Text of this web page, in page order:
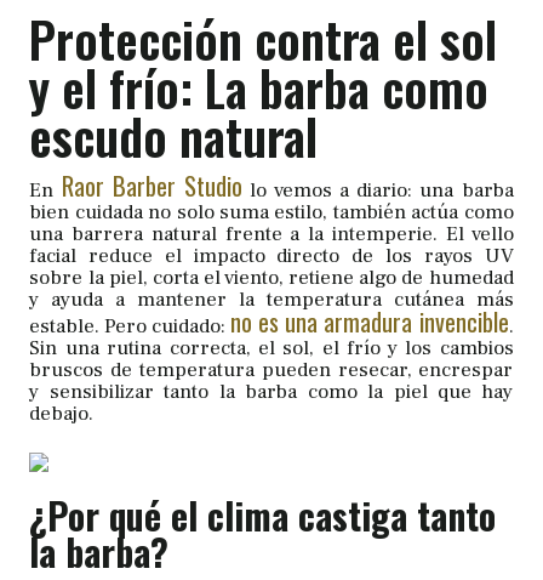
Protección contra el sol
y el frío: La barba como
escudo natural
En Raor Barber Studio lo vemos a diario: una barba
bien cuidada no solo suma estilo, también actúa como
una barrera natural frente a la intemperie. El vello
facial reduce el impacto directo de los rayos UV
sobre la piel, corta el viento, retiene algo de humedad
y ayuda a mantener la temperatura cutánea más
estable. Pero cuidado: no es una armadura invencible.
Sin una rutina correcta, el sol, el frío y los cambios
bruscos de temperatura pueden resecar, encrespar
y sensibilizar tanto la barba como la piel que hay
debajo.
¿Por qué el clima castiga tanto
la barba?